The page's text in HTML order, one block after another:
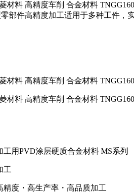
材料 高精度车削 合金材料
部件高精度加工适用于多种工件
材料 高精度车削 合金材料
材料 高精度车削 合金材料
用PVD涂层硬质合金材料 MS系列
工
度・高生产率・高品质加工